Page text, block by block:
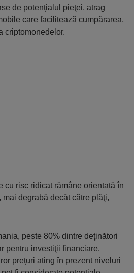
de potenţialul pieţei, atrag
care facilitează cumpărarea,
criptomonedelor.
cu risc ridicat rămâne orientată în
degrabă decât către plăţi,
peste 80% dintre deţinători
pentru investiţii financiare.
preţuri ating în prezent niveluri